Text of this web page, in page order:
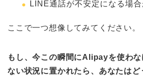
LINE通話が不安定になる場合
ここで一つ想像してみてください。
もし、今この瞬間にAlipayを使わな
ない状況に置かれたら、あなたはど